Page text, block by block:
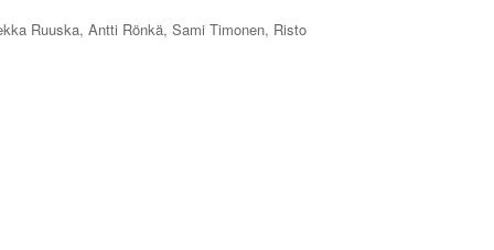
Ruuska, Antti Rönkä, Sami Timonen, Risto